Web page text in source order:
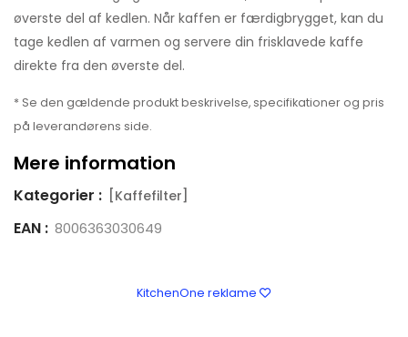
øverste del af kedlen. Når kaffen er færdigbrygget, kan du
tage kedlen af varmen og servere din frisklavede kaffe
direkte fra den øverste del.
* Se den gældende produkt beskrivelse, specifikationer og pris
på leverandørens side.
Mere information
Kategorier : [Kaffefilter]
EAN : 8006363030649
KitchenOne reklame